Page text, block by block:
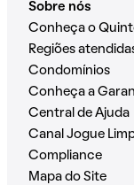
Sobre nós
Conheça o
Regiões
Condomínios
Conheça a
Central de Ajuda
Canal Jogue
Compliance
Mapa do Site